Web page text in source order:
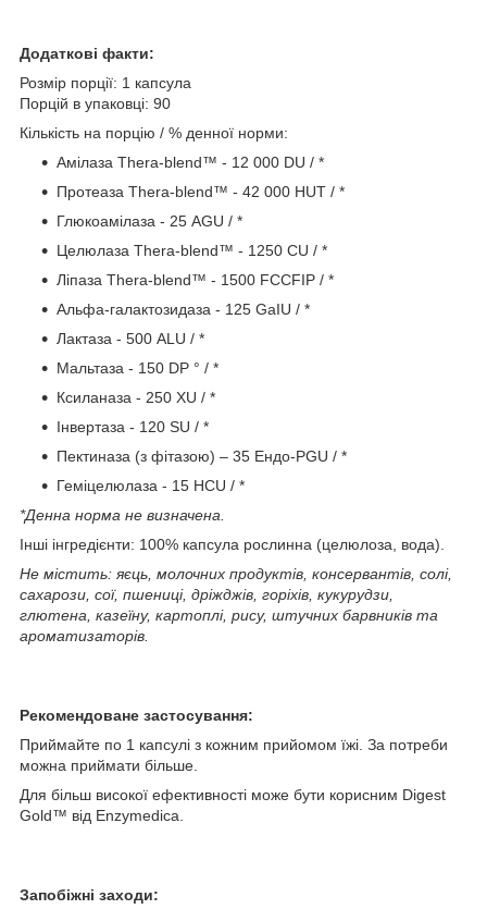
Додаткові факти:
Розмір порції: 1 капсула
Порцій в упаковці: 90
Кількість на порцію / % денної норми:
Амілаза Thera-blend™ - 12 000 DU / *
Протеаза Thera-blend™ - 42 000 HUT / *
Глюкоамілаза - 25 AGU / *
Целюлаза Thera-blend™ - 1250 CU / *
Ліпаза Thera-blend™ - 1500 FCCFIP / *
Альфа-галактозидаза - 125 GaIU / *
Лактаза - 500 ALU / *
Мальтаза - 150 DP ° / *
Ксиланаза - 250 XU / *
Інвертаза - 120 SU / *
Пектиназа (з фітазою) – 35 Ендо-PGU / *
Геміцелюлаза - 15 HCU / *
*Денна норма не визначена.
Інші інгредієнти: 100% капсула рослинна (целюлоза, вода).
Не містить: яєць, молочних продуктів, консервантів, солі,
сахарози, сої, пшениці, дріжджів, горіхів, кукурудзи,
глютена, казеїну, картоплі, рису, штучних барвників та
ароматизаторів.
Рекомендоване застосування:
Приймайте по 1 капсулі з кожним прийомом їжі. За потреби
можна приймати більше.
Для більш високої ефективності може бути корисним Digest
Gold™ від Enzymedica.
Запобіжні заходи: